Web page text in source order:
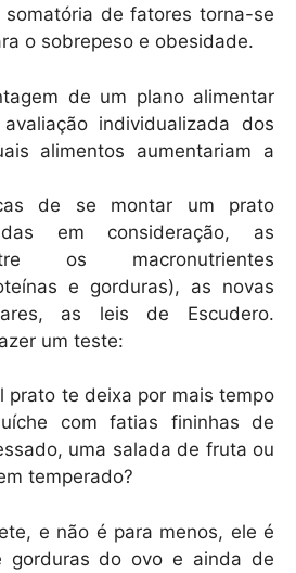
somatória de fatores torna-se
o sobrepeso e obesidade.
de um plano alimentar
individualizada dos
alimentos aumentariam a
de se montar um prato
em consideração, as
os macronutrientes
e gorduras), as novas
as leis de Escudero.
um teste:
prato te deixa por mais tempo
com fatias fininhas de
uma salada de fruta ou
temperado?
e não é para menos, ele é
gorduras do ovo e ainda de